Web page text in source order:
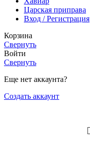
Царская приправа
Вход / Регистрация
Корзина
Свернуть
Войти
Свернуть
Еще нет аккаунта?
Создать аккаунт